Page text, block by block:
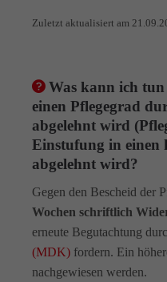
Zuletzt aktualisiert am
Was kann ich
einen Pflegegrad
abgelehnt wird
Einstufung in einen
abgelehnt wird?
Gegen den Bescheid der
Wochen schriftlich
erneute Begutachtung
(MDK) fordern. Ein
nachgewiesen werden.